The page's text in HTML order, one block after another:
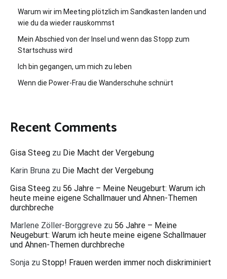
Warum wir im Meeting plötzlich im Sandkasten landen und
wie du da wieder rauskommst
Mein Abschied von der Insel und wenn das Stopp zum
Startschuss wird
Ich bin gegangen, um mich zu leben
Wenn die Power-Frau die Wanderschuhe schnürt
Recent Comments
Gisa Steeg zu Die Macht der Vergebung
Karin Bruna zu Die Macht der Vergebung
Gisa Steeg zu 56 Jahre – Meine Neugeburt: Warum ich
heute meine eigene Schallmauer und Ahnen-Themen
durchbreche
Marlene Zöller-Borggreve zu 56 Jahre – Meine
Neugeburt: Warum ich heute meine eigene Schallmauer
und Ahnen-Themen durchbreche
Sonja zu Stopp! Frauen werden immer noch diskriminiert